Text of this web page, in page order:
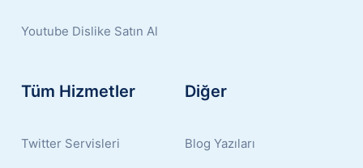
Youtube Dislike Satın Al
Tüm Hizmetler
Twitter Servisleri
Diğer
Blog Yazıları